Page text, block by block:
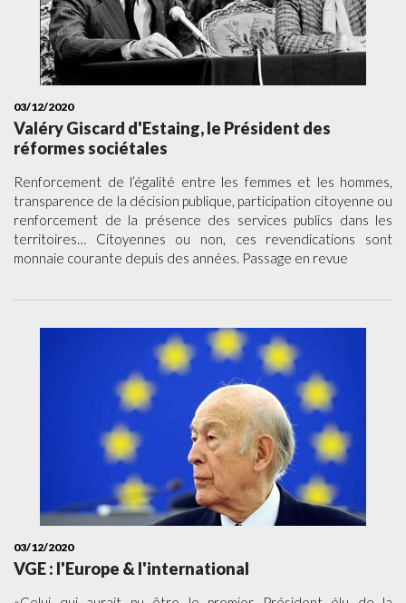
03/12/2020
Valéry Giscard d'Estaing, le Président des
réformes sociétales
Renforcement de l’égalité entre les femmes et les hommes,
transparence de la décision publique, participation citoyenne ou
renforcement de la présence des services publics dans les
territoires… Citoyennes ou non, ces revendications sont
monnaie courante depuis des années. Passage en revue
03/12/2020
VGE : l'Europe & l'international